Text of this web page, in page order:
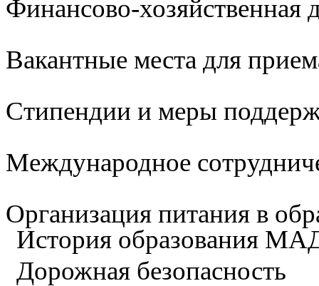
Финансово-хозяйственная
Вакантные места для
Стипендии и меры
Международное
Организация питания в
История образования
Дорожная безопасность